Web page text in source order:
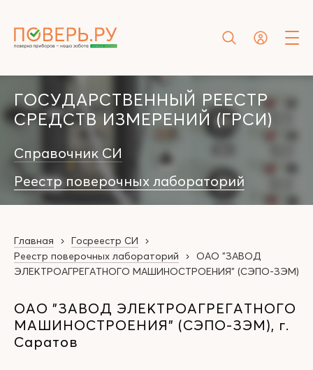
ГОСУДАРСТВЕННЫЙ РЕЕСТР
СРЕДСТВ ИЗМЕРЕНИЙ (ГРСИ)
Справочник СИ
Реестр поверочных лабораторий
Главная
Госреестр СИ
Реестр поверочных лабораторий
ОАО "ЗАВОД
ЭЛЕКТРОАГРЕГАТНОГО МАШИНОСТРОЕНИЯ" (СЭПО-ЗЭМ)
ОАО "ЗАВОД ЭЛЕКТРОАГРЕГАТНОГО
МАШИНОСТРОЕНИЯ" (СЭПО-ЗЭМ), г.
Саратов